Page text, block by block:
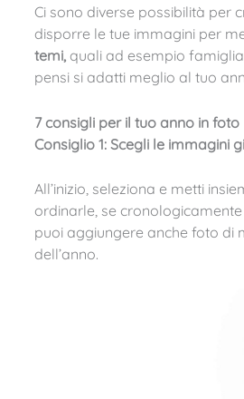
Ci sono diverse possibilità per
disporre le tue immagini per
temi,quali ad esempio famiglia,
pensi si adatti meglio al tuo
7 consigli per il tuo anno in foto
Consiglio 1: Scegli le immagini
All’inizio, seleziona e metti
ordinarle, se
puoi aggiungere anche foto di
dell’anno.